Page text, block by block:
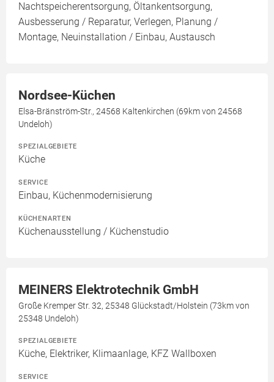
Nachtspeicherentsorgung, Öltankentsorgung,
Ausbesserung / Reparatur, Verlegen, Planung /
Montage, Neuinstallation / Einbau, Austausch
Nordsee-Küchen
Elsa-Bränström-Str., 24568 Kaltenkirchen (69km von 24568
Undeloh)
SPEZIALGEBIETE
Küche
SERVICE
Einbau, Küchenmodernisierung
KÜCHENARTEN
Küchenausstellung / Küchenstudio
MEINERS Elektrotechnik GmbH
Große Kremper Str. 32, 25348 Glückstadt/Holstein (73km von
25348 Undeloh)
SPEZIALGEBIETE
Küche, Elektriker, Klimaanlage, KFZ Wallboxen
SERVICE